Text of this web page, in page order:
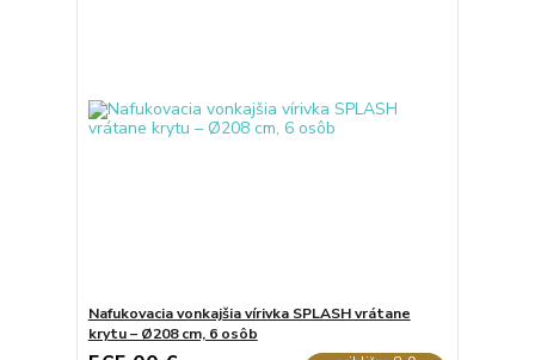
Nafukovacia vonkajšia vírivka SPLASH vrátane
krytu – Ø208 cm, 6 osôb